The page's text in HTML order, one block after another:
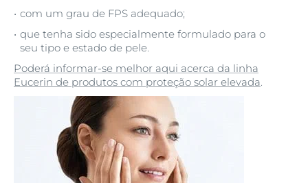
com um grau de FPS adequado;
que tenha sido especialmente formulado para o
seu tipo e estado de pele.
Poderá informar-se melhor aqui acerca da linha
Eucerin de produtos com proteção solar elevada.